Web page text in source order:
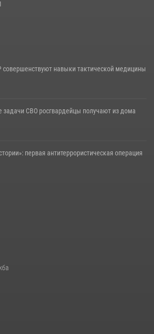
навыки тактической медицины
СВО росгвардейцы получают из дома
первая антитеррористическая операция